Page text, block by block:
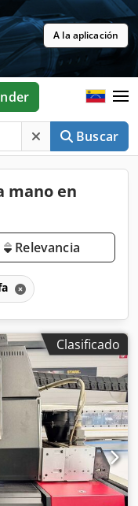
A la aplicación
Buscar
mano en
Relevancia
Clasificado